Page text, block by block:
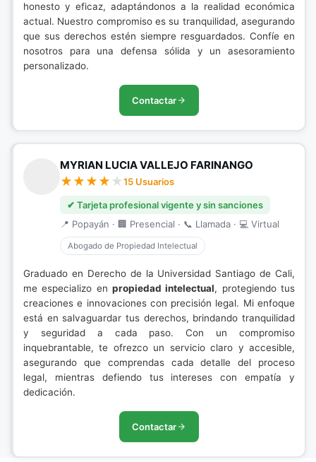
honesto y eficaz, adaptándonos a la realidad económica
actual. Nuestro compromiso es su tranquilidad, asegurando
que sus derechos estén siempre resguardados. Confíe en
nosotros para una defensa sólida y un asesoramiento
personalizado.
Contactar
MYRIAN LUCIA VALLEJO FARINANGO
15 Usuarios
✔ Tarjeta profesional vigente y sin sanciones
📍 Popayán · 🏢 Presencial · 📞 Llamada · 💻 Virtual
Abogado de Propiedad Intelectual
Graduado en Derecho de la Universidad Santiago de Cali,
me especializo en propiedad intelectual, protegiendo tus
creaciones e innovaciones con precisión legal. Mi enfoque
está en salvaguardar tus derechos, brindando tranquilidad
y seguridad a cada paso. Con un compromiso
inquebrantable, te ofrezco un servicio claro y accesible,
asegurando que comprendas cada detalle del proceso
legal, mientras defiendo tus intereses con empatía y
dedicación.
Contactar